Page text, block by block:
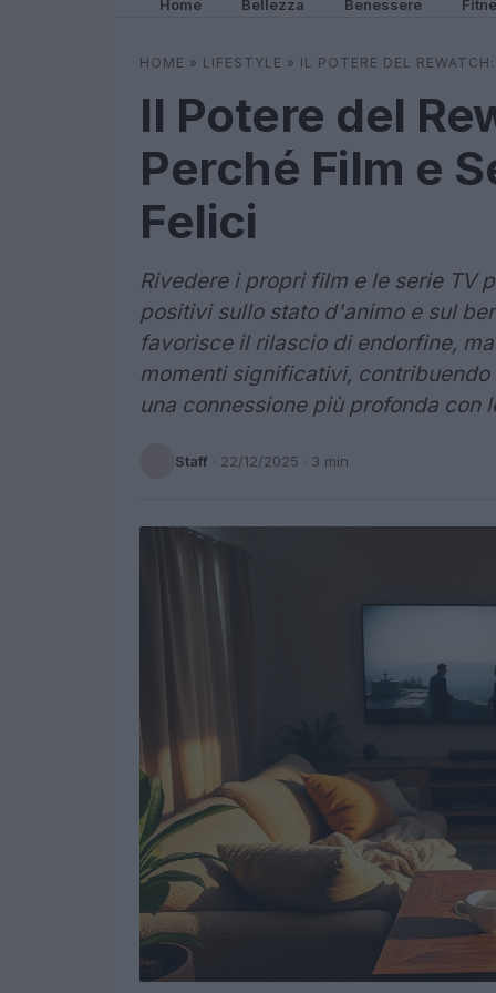
Home Bellezza Benessere
HOME » LIFESTYLE » IL POTERE DEL
Il Potere del
Perché Film e
Felici
Rivedere i propri film e le serie TV
positivi sullo stato d'animo e sul
favorisce il rilascio di endorfine,
momenti significativi,
una connessione più profonda con
Staff · 22/12/2025 · 3 min